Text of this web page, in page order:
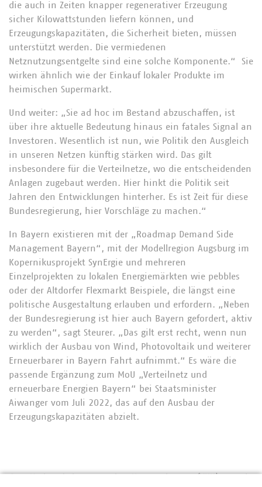
die auch in Zeiten knapper regenerativer Erzeugung
sicher Kilowattstunden liefern können, und
Erzeugungskapazitäten, die Sicherheit bieten, müssen
unterstützt werden. Die vermiedenen
Netznutzungsentgelte sind eine solche Komponente.“ Sie
wirken ähnlich wie der Einkauf lokaler Produkte im
heimischen Supermarkt.
Und weiter: „Sie ad hoc im Bestand abzuschaffen, ist
über ihre aktuelle Bedeutung hinaus ein fatales Signal an
Investoren. Wesentlich ist nun, wie Politik den Ausgleich
in unseren Netzen künftig stärken wird. Das gilt
insbesondere für die Verteilnetze, wo die entscheidenden
Anlagen zugebaut werden. Hier hinkt die Politik seit
Jahren den Entwicklungen hinterher. Es ist Zeit für diese
Bundesregierung, hier Vorschläge zu machen.“
In Bayern existieren mit der „Roadmap Demand Side
Management Bayern“, mit der Modellregion Augsburg im
Kopernikusprojekt SynErgie und mehreren
Einzelprojekten zu lokalen Energiemärkten wie pebbles
oder der Altdorfer Flexmarkt Beispiele, die längst eine
politische Ausgestaltung erlauben und erfordern. „Neben
der Bundesregierung ist hier auch Bayern gefordert, aktiv
zu werden“, sagt Steurer. „Das gilt erst recht, wenn nun
wirklich der Ausbau von Wind, Photovoltaik und weiterer
Erneuerbarer in Bayern Fahrt aufnimmt.“ Es wäre die
passende Ergänzung zum MoU „Verteilnetz und
erneuerbare Energien Bayern“ bei Staatsminister
Aiwanger vom Juli 2022, das auf den Ausbau der
Erzeugungskapazitäten abzielt.